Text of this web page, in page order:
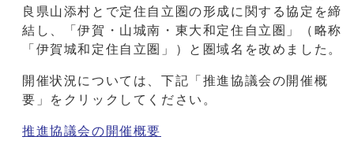
良県山添村とで定住自立圏の形成に関する協定を締
結し、「伊賀・山城南・東大和定住自立圏」（略称
「伊賀城和定住自立圏」）と圏域名を改めました。
開催状況については、下記「推進協議会の開催概
要」をクリックしてください。
推進協議会の開催概要